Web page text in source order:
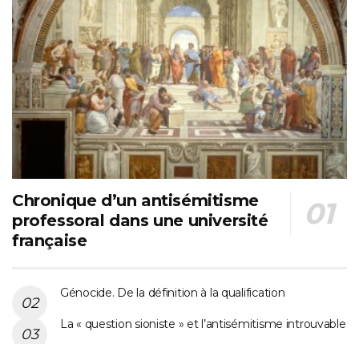
Chronique d’un antisémitisme
professoral dans une université
française
Génocide. De la définition à la qualification
La « question sioniste » et l’antisémitisme introuvable